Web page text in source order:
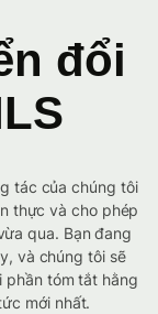
đổi
tác của chúng tôi
thực và cho phép
qua. Bạn đang
và chúng tôi sẽ
phần tóm tắt hằng
mới nhất.